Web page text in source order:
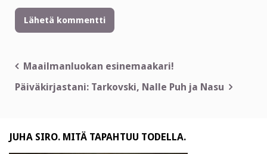
Artikkelien
selaus
Maailmanluokan esinemaakari!
Päiväkirjastani: Tarkovski, Nalle Puh ja Nasu
JUHA SIRO. MITÄ TAPAHTUU TODELLA.